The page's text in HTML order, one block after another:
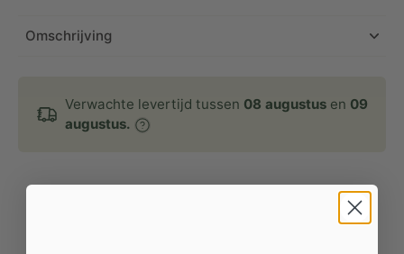
Omschrijving
Verwachte levertijd tussen 08 augustus en 09
augustus.